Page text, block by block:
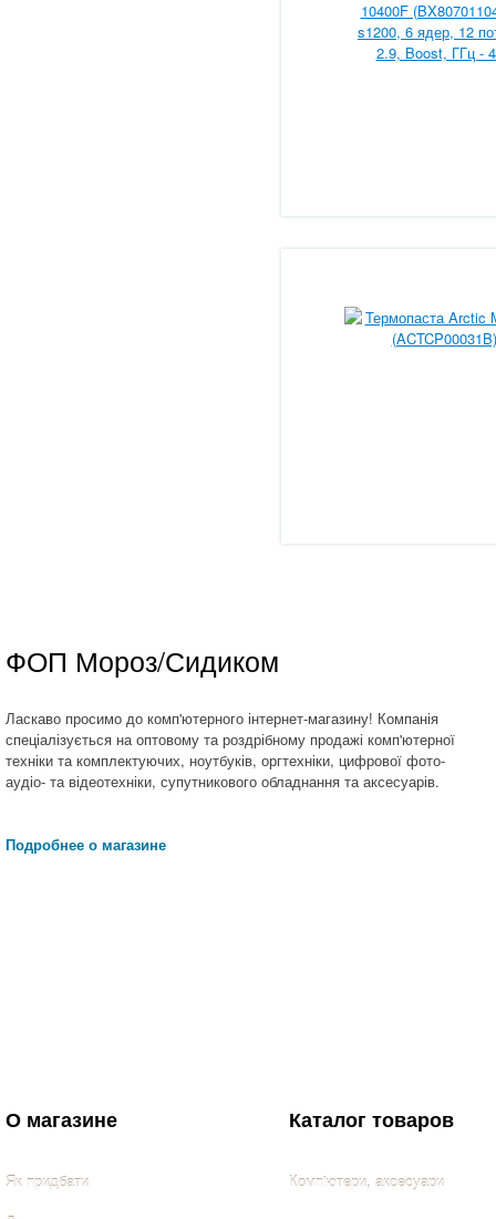
ФОП Мороз/Сидиком
Ласкаво просимо до комп'ютерного інтернет-магазину! Компанія
спеціалізується на оптовому та роздрібному продажі комп'ютерної
техніки та комплектуючих, ноутбуків, оргтехніки, цифрової фото-
аудіо- та відеотехніки, супутникового обладнання та аксесуарів.
Подробнее о магазине
О магазине
Як придбати
Каталог товаров
Комп'ютери, аксесуари